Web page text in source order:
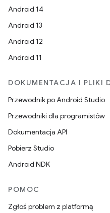
Android 14
Android 13
Android 12
Android 11
DOKUMENTACJA I PLIKI
Przewodnik po Android Studio
Przewodniki dla programistów
Dokumentacja API
Pobierz Studio
Android NDK
POMOC
Zgłoś problem z platformą